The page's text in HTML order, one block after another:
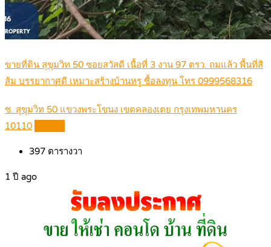
ขายที่ดิน สุขุมวิท 50 ซอยสวัสดี เนื้อที่ 3 งาน 97 ตรว. ถมแล้ว พื้นที่สี
ส้ม บรรยากาศดี เหมาะสร้างบ้านหรู ซื้อลงทุน โทร 0999568316
ซ. สุขุมวิท 50 แขวงพระโขนง เขตคลองเตย กรุงเทพมหานคร
10110
397 ตารางวา
1 ปี ago